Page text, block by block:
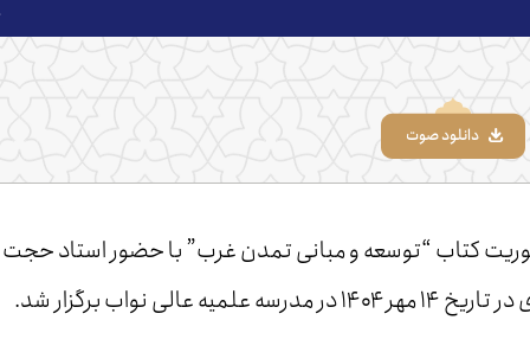
دانلود صوت
کتاب “توسعه و مبانی تمدن غرب” با حضور استاد حجت
نواب برگزار شد.